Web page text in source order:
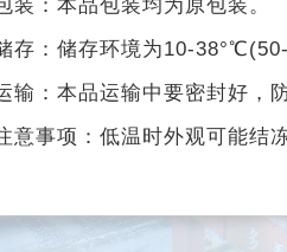
：本品包装均为原包装。
：储存环境为10-38°℃(50-
：本品运输中要密封好，
事项：低温时外观可能结